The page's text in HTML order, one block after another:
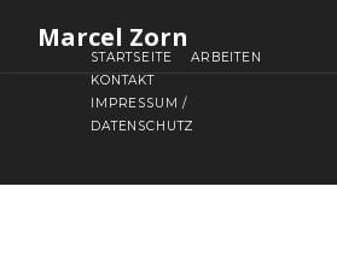
Marcel Zorn
STARTSEITE
ARBEITEN
KONTAKT
IMPRESSUM /
DATENSCHUTZ